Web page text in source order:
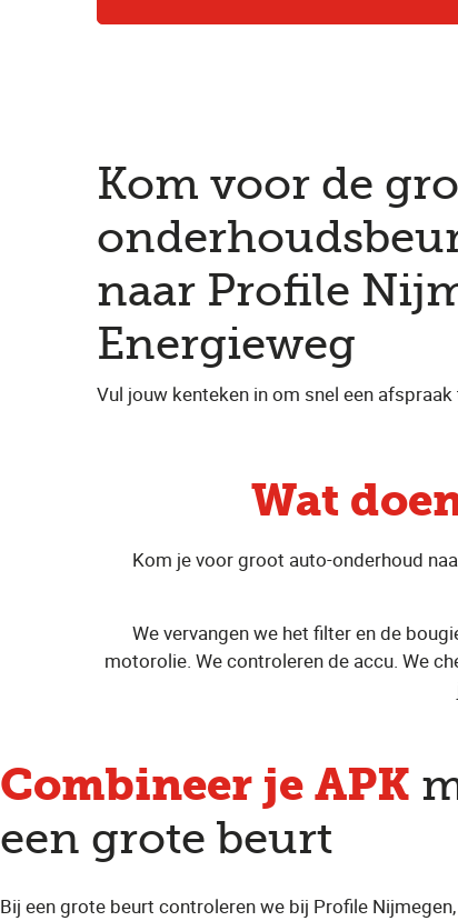
Kom voor de
naar Profile
Energieweg
Vul jouw kenteken in om snel een afspraak
Wat
Kom je voor groot auto-onderhoud
We vervangen we het filter en de
motorolie. We controleren de accu. We
Combineer je APK
een grote beurt
Bij een grote beurt controleren we bij Profile